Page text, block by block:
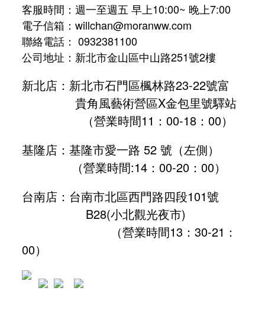
客服時間：週一至週五 早上10:00~ 晚上7:00
電子信箱：willchan@moranww.com
聯絡電話： 0932381100
公司地址：新北市金山區中山路251號2樓
新北店：新北市石門區楓林路23-22號富
貴角風藝術營區X金包里號驛站
（營業時間11：00-18：00）
基隆店：基隆市愛一路 52 號（左側）
（營業時間:14：00-20：00）
台南店：台南市北區西門路四段101號
B28(小北觀光夜市)
（營業時間13：30-21：
00）